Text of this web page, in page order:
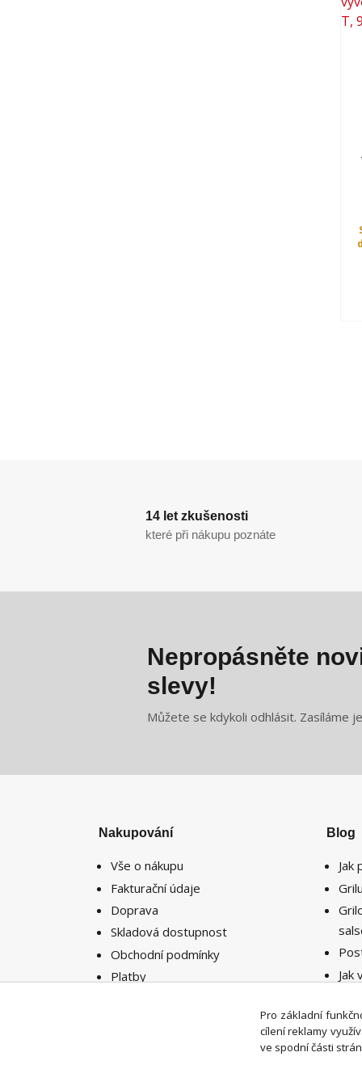
14 let zkušenosti
které při nákupu poznáte
Nepropásněte
slevy!
Můžete se kdykoli odhlásit. Zasíláme
Nakupování
Vše o nákupu
Fakturační údaje
Doprava
Skladová dostupnost
Obchodní podmínky
Platby
Blog
Jak
Jak
Pro základní
cílení reklamy
ve spodní části